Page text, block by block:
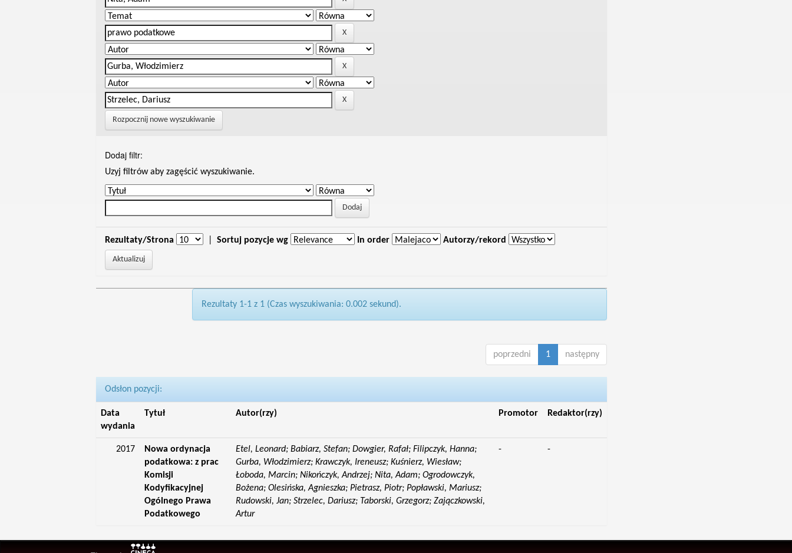
Rozpocznij nowe wyszukiwanie
Dodaj filtr:
Uzyj filtrów aby zagęścić wyszukiwanie.
Rezultaty/Strona Sortuj pozycje wg In order Autorzy/rekord
Rezultaty 1-1 z 1 (Czas wyszukiwania: 0.002 sekund).
poprzedni 1 następny
Odsłon pozycji:
Data
wydania
Tytuł Autor(rzy) Promotor Redaktor(rzy)
2017
Nowa ordynacja
podatkowa: z prac
Komisji
Kodyfikacyjnej
Ogólnego Prawa
Podatkowego
Etel, Leonard; Babiarz, Stefan; Dowgier, Rafał; Filipczyk, Hanna;
Gurba, Włodzimierz; Krawczyk, Ireneusz; Kuśnierz, Wiesław;
Łoboda, Marcin; Nikończyk, Andrzej; Nita, Adam; Ogrodowczyk,
Bożena; Olesińska, Agnieszka; Pietrasz, Piotr; Popławski, Mariusz;
Rudowski, Jan; Strzelec, Dariusz; Taborski, Grzegorz; Zajączkowski,
Artur
- -